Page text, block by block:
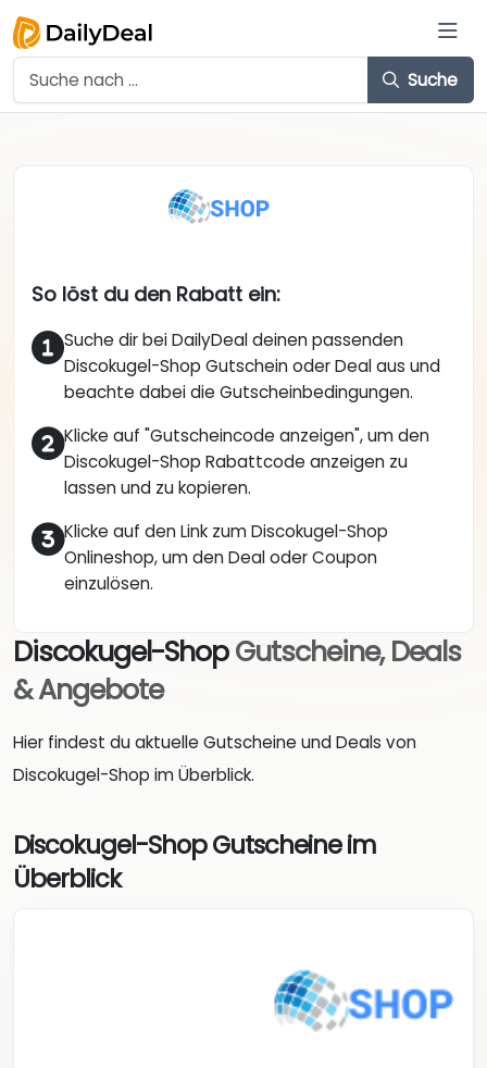
Suche
So löst du den Rabatt ein:
Suche dir bei DailyDeal deinen passenden
Discokugel-Shop Gutschein oder Deal aus und
beachte dabei die Gutscheinbedingungen.
Klicke auf "Gutscheincode anzeigen", um den
Discokugel-Shop Rabattcode anzeigen zu
lassen und zu kopieren.
Klicke auf den Link zum Discokugel-Shop
Onlineshop, um den Deal oder Coupon
einzulösen.
Discokugel-ShopGutscheine, Deals
& Angebote
Hier findest du aktuelle Gutscheine und Deals von
Discokugel-Shop im Überblick.
Discokugel-Shop Gutscheine im
Überblick